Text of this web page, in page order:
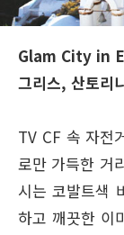
Glam City in
그리스, 산토리
TV CF 속 자전
로만 가득한 거
시는 코발트색
하고 깨끗한 이